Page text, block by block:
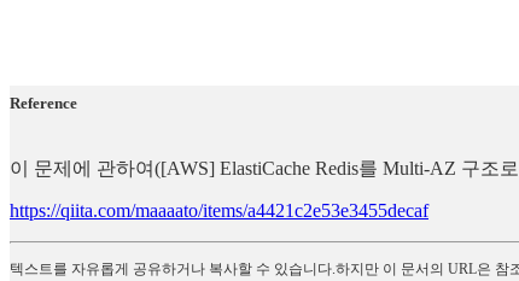
Reference
이 문제에 관하여([AWS] ElastiCache Redis를 Multi-AZ 구
https://qiita.com/maaaato/items/a4421c2e53e3455decaf
텍스트를 자유롭게 공유하거나 복사할 수 있습니다.하지만 이 문서의 URL은 참